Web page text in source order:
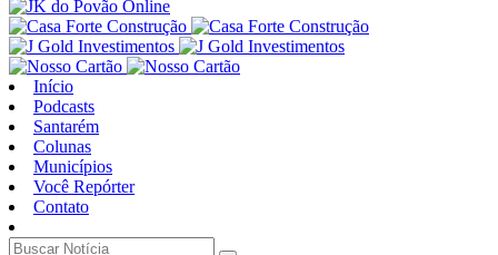
Início
Podcasts
Santarém
Colunas
Municípios
Você Repórter
Contato